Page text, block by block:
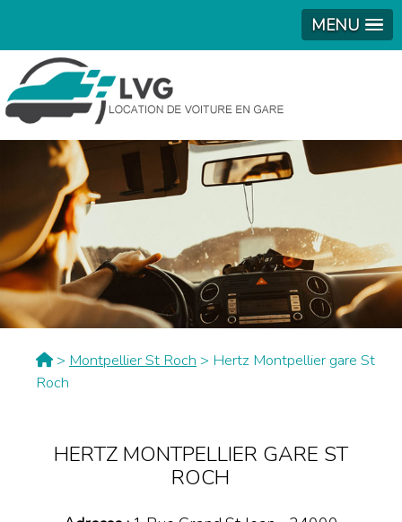
MENU
> Montpellier St Roch > Hertz Montpellier gare St
Roch
HERTZ MONTPELLIER GARE ST
ROCH